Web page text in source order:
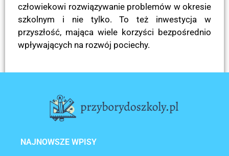
człowiekowi rozwiązywanie problemów w okresie
szkolnym i nie tylko. To też inwestycja w
przyszłość, mająca wiele korzyści bezpośrednio
wpływających na rozwój pociechy.
NAJNOWSZE WPISY